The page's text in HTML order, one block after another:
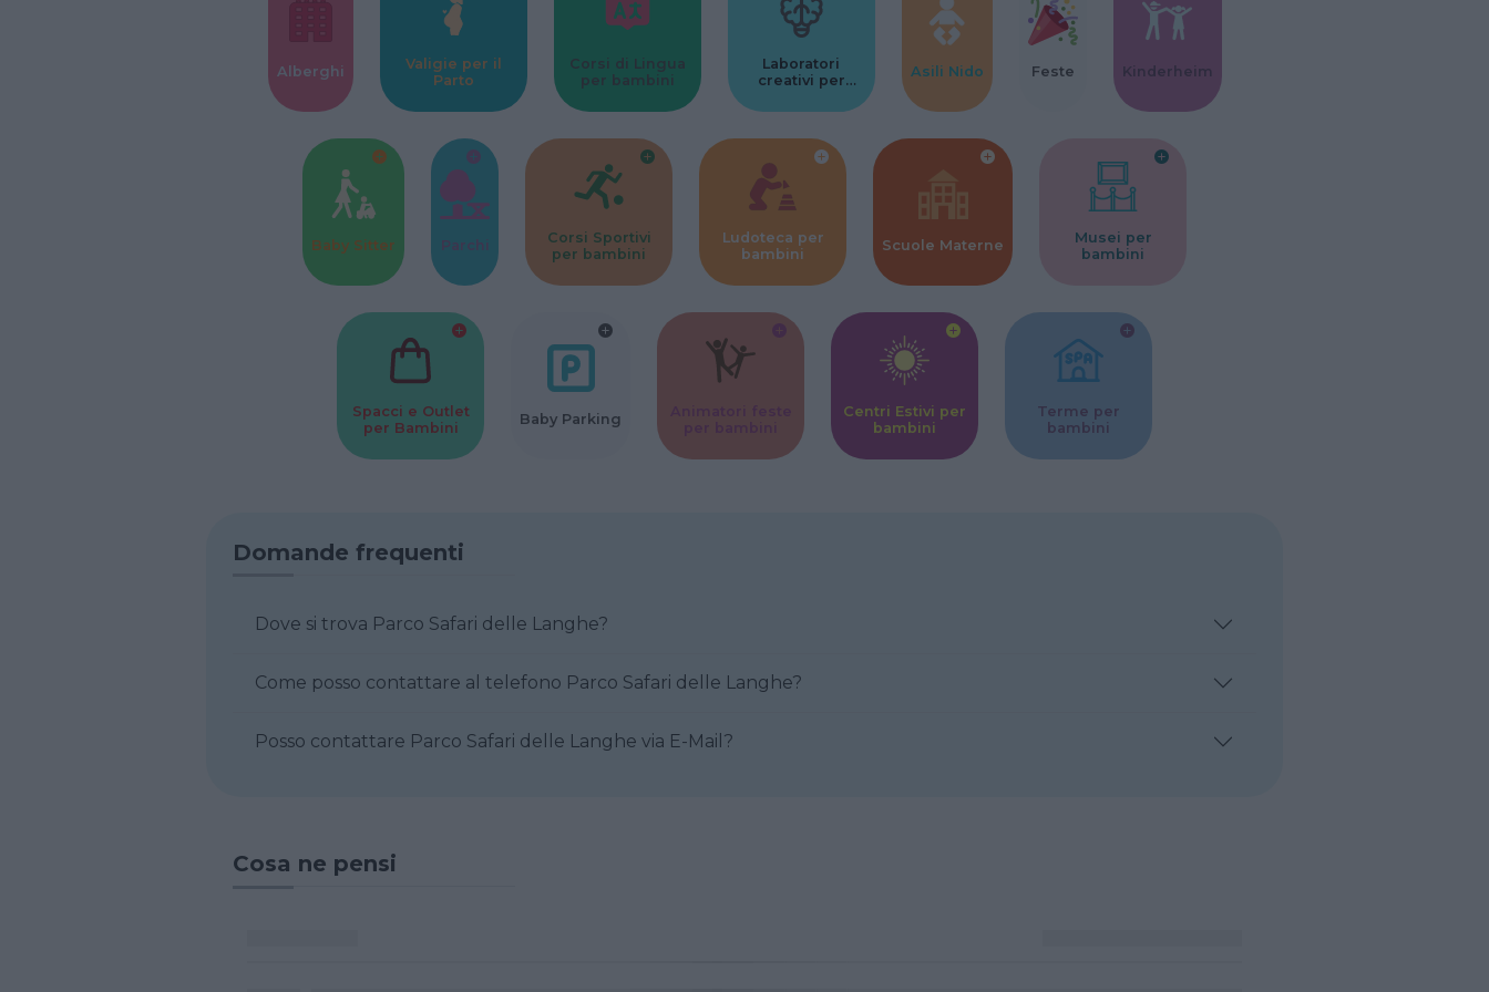
Alberghi
Valigie per il
Parto
Corsi di Lingua
per bambini
Laboratori
creativi per
Asili Nido Feste Kinderheim
Baby Sitter Parchi
Corsi Sportivi
per bambini
Ludoteca per
bambini
Scuole Materne
Musei per
bambini
Spacci e Outlet
per Bambini
Baby Parking
Centri Estivi per
bambini
Terme per
bambini
Domande frequenti
Dove si trova Parco Safari delle Langhe?
Come posso contattare al telefono Parco Safari delle Langhe?
Posso contattare Parco Safari delle Langhe via E-Mail?
Cosa ne pensi